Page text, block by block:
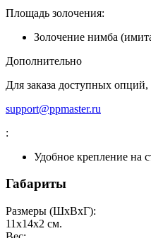
Площадь золочения:
Золочение нимба
Дополнительно
Для заказа доступных
support@ppmaster.ru
:
Удобное крепление на
Габариты
Размеры (ШxВxГ):
11x14x2 см.